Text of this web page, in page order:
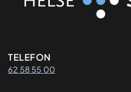
Kontaktinformasjon
TELEFON
62 58 55 00